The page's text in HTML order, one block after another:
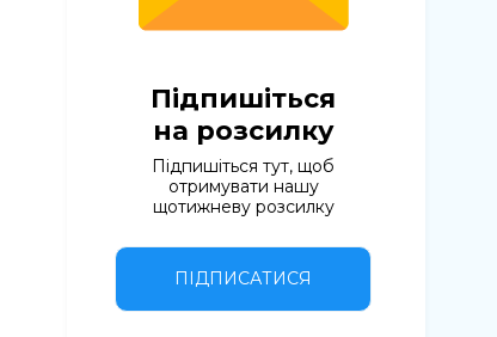
Підпишіться
на розсилку
Підпишіться тут, щоб
отримувати нашу
щотижневу розсилку
ПІДПИСАТИСЯ